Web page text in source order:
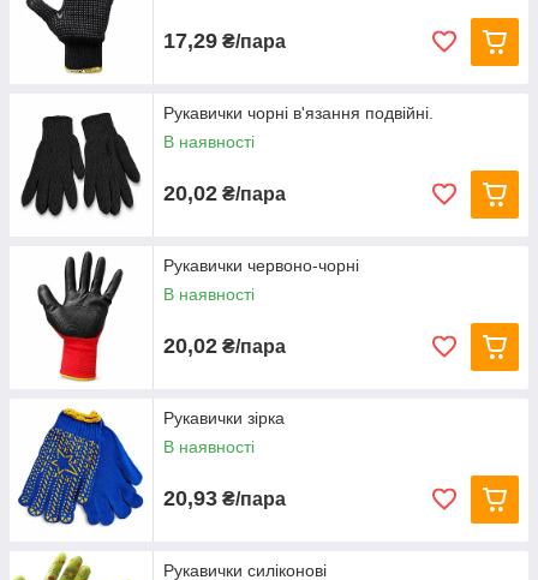
17,29 ₴/пара
Рукавички чорні в'язання подвійні.
В наявності
20,02 ₴/пара
Рукавички червоно-чорні
В наявності
20,02 ₴/пара
Рукавички зірка
В наявності
20,93 ₴/пара
Рукавички силіконові